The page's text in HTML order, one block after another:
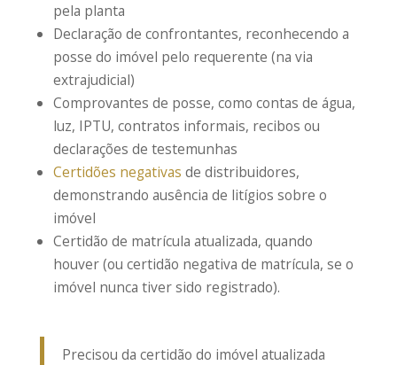
pela planta
Declaração de confrontantes, reconhecendo a
posse do imóvel pelo requerente (na via
extrajudicial)
Comprovantes de posse, como contas de água,
luz, IPTU, contratos informais, recibos ou
declarações de testemunhas
Certidões negativas de distribuidores,
demonstrando ausência de litígios sobre o
imóvel
Certidão de matrícula atualizada, quando
houver (ou certidão negativa de matrícula, se o
imóvel nunca tiver sido registrado).
Precisou da certidão do imóvel atualizada